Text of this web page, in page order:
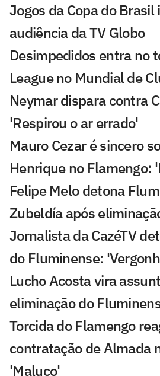
Jogos da Copa do
audiência da TV Globo
Desimpedidos entra no
League no Mundial de
Neymar dispara contra
'Respirou o ar errado'
Mauro Cezar é sincero
Henrique no Flamengo:
Felipe Melo detona
Zubeldía após
Jornalista da CazéTV
do Fluminense:
Lucho Acosta vira
eliminação do
Torcida do Flamengo
contratação de Almada
'Maluco'